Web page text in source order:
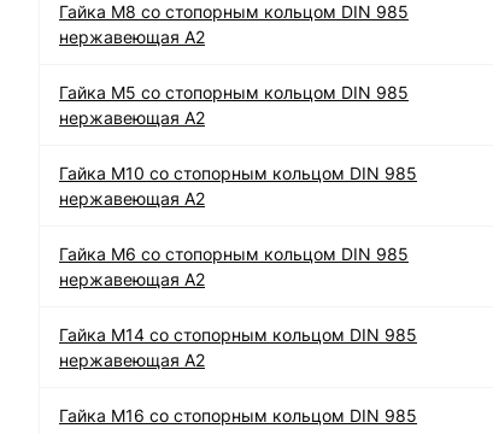
Гайка М8 со стопорным кольцом DIN 985
нержавеющая А2
Гайка М5 со стопорным кольцом DIN 985
нержавеющая А2
Гайка М10 со стопорным кольцом DIN 985
нержавеющая А2
Гайка М6 со стопорным кольцом DIN 985
нержавеющая А2
Гайка М14 со стопорным кольцом DIN 985
нержавеющая А2
Гайка М16 со стопорным кольцом DIN 985